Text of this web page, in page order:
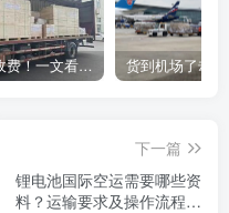
拒绝乱收费！一文看懂中国货代计费套路，教你避开所有隐形坑
下一篇
锂电池国际空运需要哪些资
料？运输要求及操作流程详